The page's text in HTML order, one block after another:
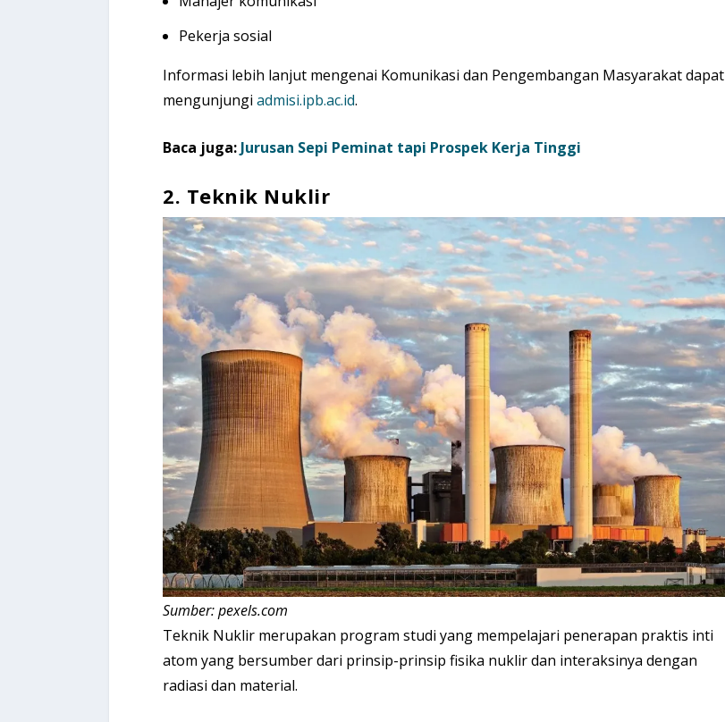
Pekerja sosial
Informasi lebih lanjut mengenai Komunikasi dan Pengembangan Masyarakat dapat
mengunjungi admisi.ipb.ac.id.
Baca juga: Jurusan Sepi Peminat tapi Prospek Kerja Tinggi
2. Teknik Nuklir
Sumber: pexels.com
Teknik Nuklir merupakan program studi yang mempelajari penerapan praktis inti
atom yang bersumber dari prinsip-prinsip fisika nuklir dan interaksinya dengan
radiasi dan material.